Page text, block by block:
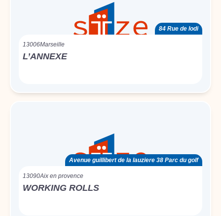
84 Rue de lodi
13006Marseille
L’ANNEXE
Avenue guillibert de la lauziere 38 Parc du golf
13090Aix en provence
WORKING ROLLS